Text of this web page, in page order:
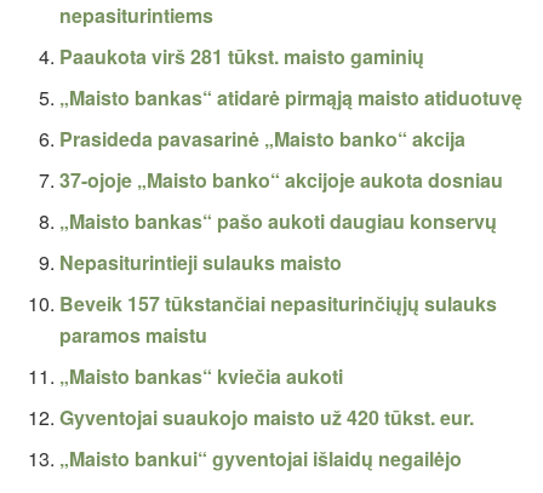
nepasiturintiems
Paaukota virš 281 tūkst. maisto gaminių
„Maisto bankas“ atidarė pirmąją maisto atiduotuvę
Prasideda pavasarinė „Maisto banko“ akcija
37-ojoje „Maisto banko“ akcijoje aukota dosniau
„Maisto bankas“ pašo aukoti daugiau konservų
Nepasiturintieji sulauks maisto
Beveik 157 tūkstančiai nepasiturinčiųjų sulauks
paramos maistu
„Maisto bankas“ kviečia aukoti
Gyventojai suaukojo maisto už 420 tūkst. eur.
„Maisto bankui“ gyventojai išlaidų negailėjo